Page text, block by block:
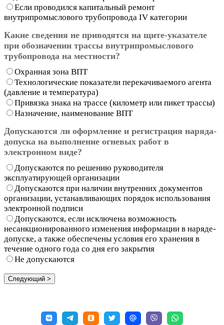
Если проводился капитальный ремонт
внутрипромыслового трубопровода IV категории
Какие сведения не приводятся на щите-указателе
при обозначении трассы внутрипромыслового
трубопровода на местности?
Охранная зона ВПТ
Технологические показатели перекачиваемого агента
(давление и температура)
Привязка знака на трассе (километр или пикет трассы)
Назначение, наименование ВПТ
Допускаются ли оформление и регистрация наряда-
допуска на выполнение огневых работ в
электронном виде?
Допускаются по решению руководителя
эксплуатирующей организации
Допускаются при наличии внутренних документов
организации, устанавливающих порядок использования
электронной подписи
Допускаются, если исключена возможность
несанкционированного изменения информации в наряде-
допуске, а также обеспечены условия его хранения в
течение одного года со дня его закрытия
Не допускаются